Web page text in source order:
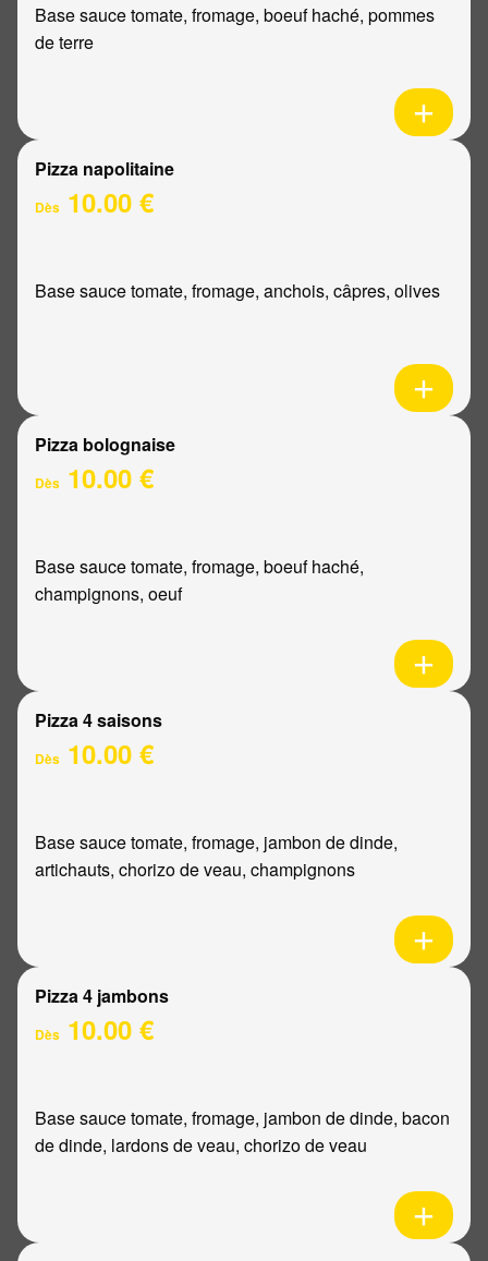
Base sauce tomate, fromage, boeuf haché, pommes
de terre
Pizza napolitaine
Dès 10.00 €
Base sauce tomate, fromage, anchois, câpres, olives
Pizza bolognaise
Dès 10.00 €
Base sauce tomate, fromage, boeuf haché,
champignons, oeuf
Pizza 4 saisons
Dès 10.00 €
Base sauce tomate, fromage, jambon de dinde,
artichauts, chorizo de veau, champignons
Pizza 4 jambons
Dès 10.00 €
Base sauce tomate, fromage, jambon de dinde, bacon
de dinde, lardons de veau, chorizo de veau